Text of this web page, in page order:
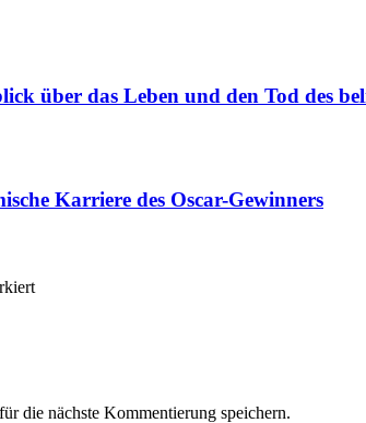
über das Leben und den Tod des
Karriere des Oscar-Gewinners
die nächste Kommentierung speichern.